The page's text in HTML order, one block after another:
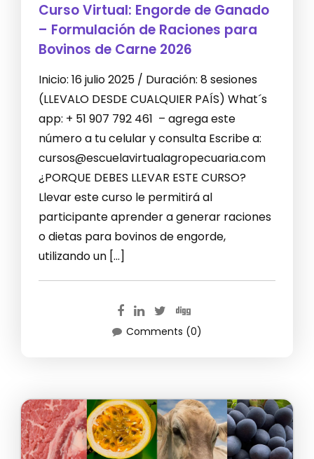
Curso Virtual: Engorde de Ganado
– Formulación de Raciones para
Bovinos de Carne 2026
Inicio: 16 julio 2025 / Duración: 8 sesiones
(LLEVALO DESDE CUALQUIER PAÍS) What´s
app: + 51 907 792 461 – agrega este
número a tu celular y consulta Escribe a:
cursos@escuelavirtualagropecuaria.com
¿PORQUE DEBES LLEVAR ESTE CURSO?
Llevar este curso le permitirá al
participante aprender a generar raciones
o dietas para bovinos de engorde,
utilizando un […]
Comments (0)